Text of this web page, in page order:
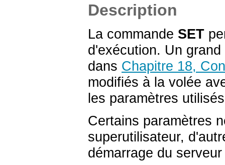
Description
La commande SET
d'exécution. Un
dans Chapitre 18,
modifiés à la volée
les paramètres
Certains paramètres
superutilisateur,
démarrage du